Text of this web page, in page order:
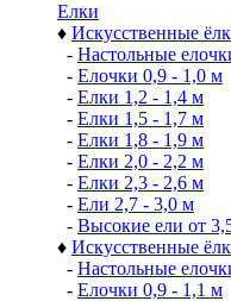
Елки
♦ Искусственные
- Настольные
- Елочки 0,9 - 1,0 м
- Елки 1,2 - 1,4 м
- Елки 1,5 - 1,7 м
- Елки 1,8 - 1,9 м
- Елки 2,0 - 2,2 м
- Елки 2,3 - 2,6 м
- Ели 2,7 - 3,0 м
- Высокие ели от
♦ Искусственные
- Настольные
- Елочки 0,9 - 1,1 м